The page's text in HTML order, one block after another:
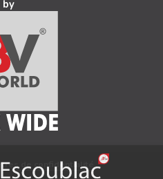
by
de confidentialité